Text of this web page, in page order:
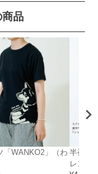
商品
「WANKO2」（わ 半袖T
レンチ